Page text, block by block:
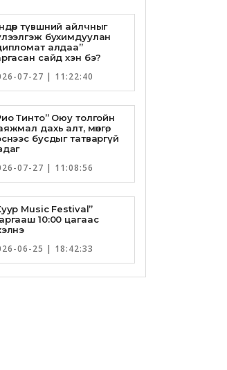
түвшний айлчныг
бухимдуулан
алдаа”
сайд хэн бэ?
07-27 | 11:22:40
Тинто” Оюу толгойн
дахь алт, мөнгө,
бусдыг татваргүй
07-27 | 11:08:56
Music Festival”
10:00 цагаас
06-25 | 18:42:33